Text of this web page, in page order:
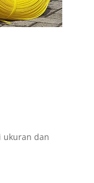
ukuran dan